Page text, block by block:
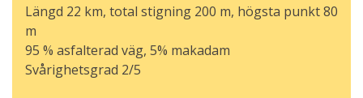
Längd 22 km, total stigning 200 m, högsta punkt 80
m
95 % asfalterad väg, 5% makadam
Svårighetsgrad 2/5